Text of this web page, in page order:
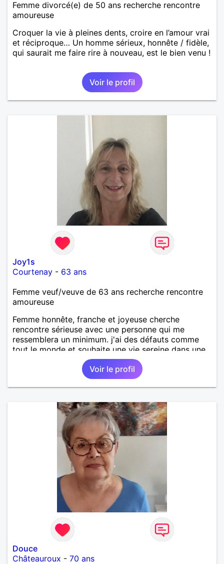
Femme divorcé(e) de 50 ans recherche rencontre
amoureuse
Croquer la vie à pleines dents, croire en l’amour vrai
et réciproque… Un homme sérieux, honnête / fidèle,
qui saurait me faire rire à nouveau, est le bien venu !
Voir le profil
Joy1s
Courtenay - 63 ans
Femme veuf/veuve de 63 ans recherche rencontre
amoureuse
Femme honnête, franche et joyeuse cherche
rencontre sérieuse avec une personne qui me
ressemblera un minimum. j'ai des défauts comme
tout le monde et souhaite une vie sereine dans une
relation sur du long terme.
Voir le profil
Douce
Châteauroux - 70 ans